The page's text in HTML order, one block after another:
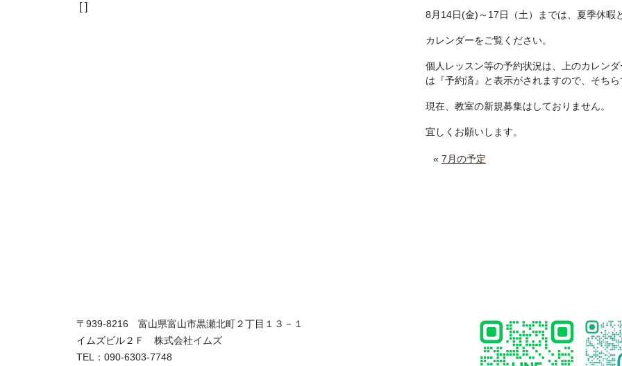
[ ]
8月14日(金)～17日（土）までは、夏季休暇
カレンダーをご覧ください。
個人レッスン等の予約状況は、上のカレン
は『予約済』と表示がされますので、そちら
現在、教室の新規募集はしておりません。
宜しくお願いします。
« 7月の予定
〒939-8216 富山県富山市黒瀬北町２丁目１３－１
イムズビル２Ｆ 株式会社イムズ
TEL：090-6303-7748